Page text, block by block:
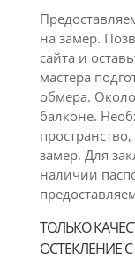
на замер.
сайта и
мастера
обмера.
балконе.
замер. Для
наличии
ТОЛЬКО
ОСТЕКЛЕНИЕ